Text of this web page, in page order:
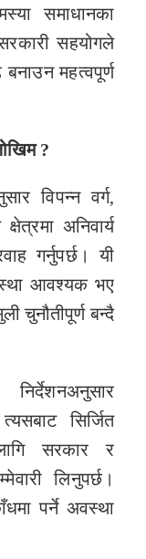
समाधानका
सहयोगले
महत्वपूर्ण
?
विपन्न वर्ग,
अनिवार्य
गर्नुपर्छ। यी
आवश्यक भए
चुनौतीपूर्ण बन्दै
सिर्जित
सरकार र
लिनुपर्छ।
पर्ने अवस्था